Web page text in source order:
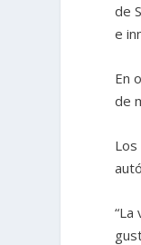
de
e
En
de